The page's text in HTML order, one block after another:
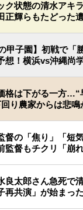
ク状態の清水アキ
正輝らもたどった
の甲子園】初戦で「
想！横浜vs沖縄尚
格は下がる一方…“
り農家からは悲鳴
督の「焦り」「短
督もチクリ「崩れ
良太郎さん急死で
再共演」が始まっ